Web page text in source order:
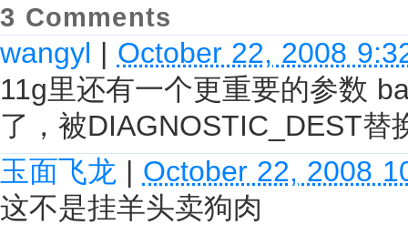
3 Comments
wangyl | October 22, 2008
11g里还有一个更重要的参数
了，被DIAGNOSTIC_DEST替
玉面飞龙 | October 22, 2008
这不是挂羊头卖狗肉